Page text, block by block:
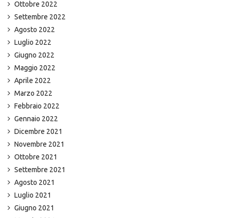
Ottobre 2022
Settembre 2022
Agosto 2022
Luglio 2022
Giugno 2022
Maggio 2022
Aprile 2022
Marzo 2022
Febbraio 2022
Gennaio 2022
Dicembre 2021
Novembre 2021
Ottobre 2021
Settembre 2021
Agosto 2021
Luglio 2021
Giugno 2021